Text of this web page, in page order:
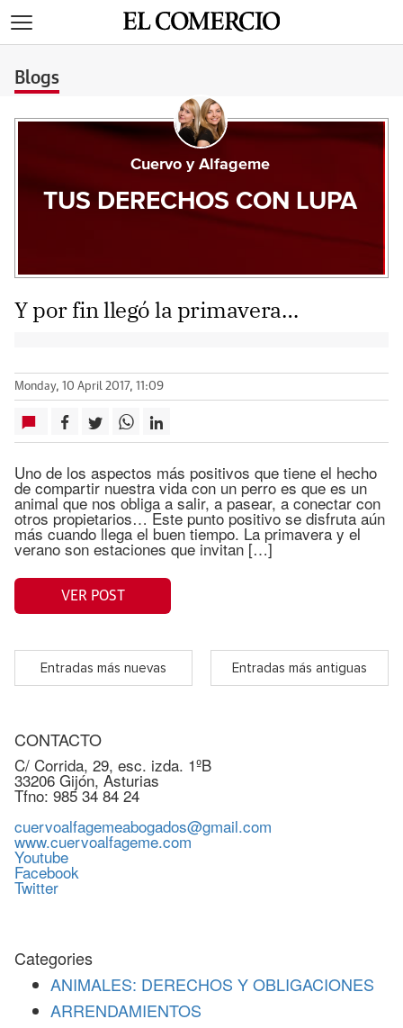
Blogs
Cuervo y Alfageme
TUS DERECHOS CON LUPA
Y por fin llegó la primavera…
Monday, 10 April 2017, 11:09
Uno de los aspectos más positivos que tiene el hecho
de compartir nuestra vida con un perro es que es un
animal que nos obliga a salir, a pasear, a conectar con
otros propietarios… Este punto positivo se disfruta aún
más cuando llega el buen tiempo. La primavera y el
verano son estaciones que invitan […]
VER POST
Entradas más nuevas Entradas más antiguas
CONTACTO
C/ Corrida, 29, esc. izda. 1ºB
33206 Gijón, Asturias
Tfno: 985 34 84 24
cuervoalfagemeabogados@gmail.com
www.cuervoalfageme.com
Youtube
Facebook
Twitter
Categories
ANIMALES: DERECHOS Y OBLIGACIONES
ARRENDAMIENTOS